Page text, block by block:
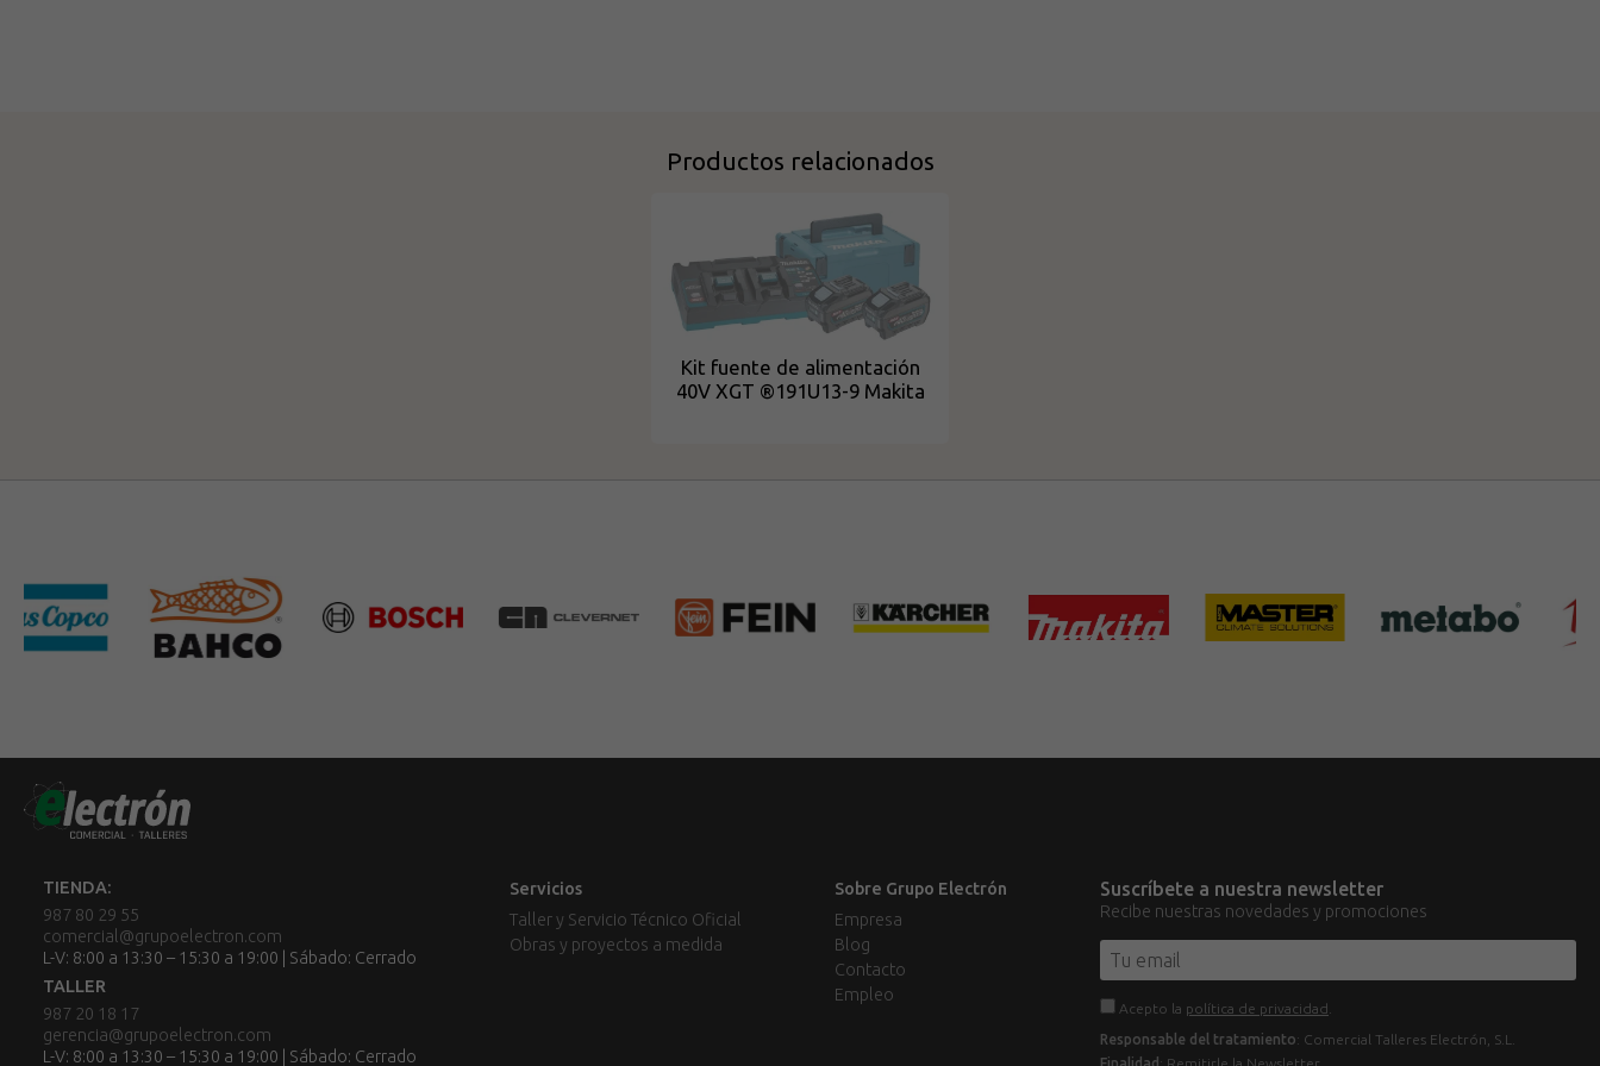
Productos relacionados
Kit fuente de alimentación
40V XGT ®191U13-9 Makita
TIENDA:
987 80 29 55
comercial@grupoelectron.com
L-V: 8:00 a 13:30 – 15:30 a 19:00 | Sábado: Cerrado
TALLER
987 20 18 17
gerencia@grupoelectron.com
L-V: 8:00 a 13:30 – 15:30 a 19:00 | Sábado: Cerrado
Servicios
Taller y Servicio Técnico Oficial
Obras y proyectos a medida
Sobre Grupo Electrón
Empresa
Blog
Contacto
Empleo
Suscríbete a nuestra newsletter
Recibe nuestras novedades y promociones
Acepto la política de privacidad
Responsable del tratamiento: Comercial Talleres Electrón, S.L.